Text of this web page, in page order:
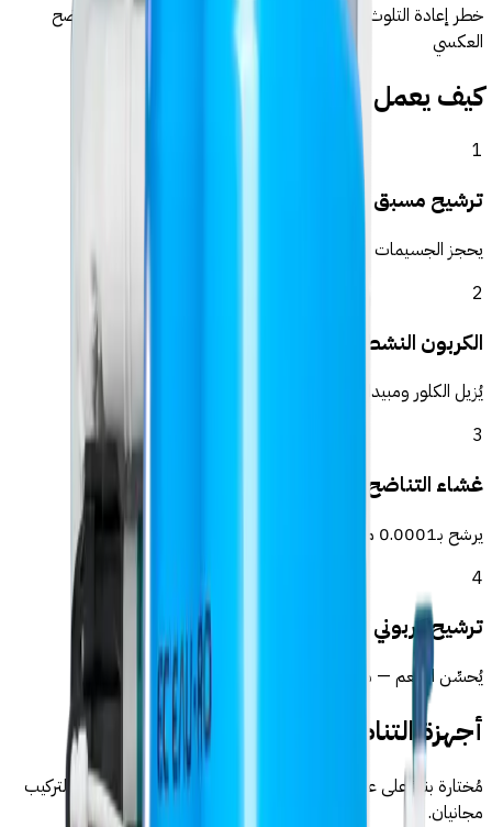
خطر إعادة التلوث في الأحياء القديمة
—
يُزال بنسبة 99.9٪ بالتناضح
العكسي
كيف يعمل التناضح العكسي؟
1
ترشيح مسبق للرواسب
يحجز الجسيمات والرمل والصدأ المرئي
2
الكربون النشط
يُزيل الكلور ومبيدات الأعشاب والطعم والرائحة
3
غشاء التناضح العكسي
يرشح بـ0.0001 ميكرون — يُزيل الكلس والنترات والبكتيريا
4
ترشيح كربوني ختامي
يُحسِّن الطعم — مياه قريبة من المياه المعدنية
أجهزة التناضح الموصى بها لـالقصر الكبير
مُختارة بناءً على عسرة مياه القصر الكبير (10–18°f). التوصيل والتركيب
مجانيان.